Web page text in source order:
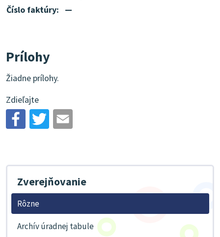
Číslo faktúry:
—
Prílohy
Žiadne prílohy.
Zdieľajte
Zverejňovanie
Rôzne
Archív úradnej tabule